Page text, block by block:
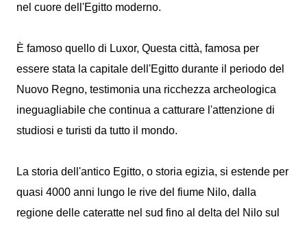
nel cuore dell'Egitto moderno.
È famoso quello di Luxor, Questa città, famosa per
essere stata la capitale dell'Egitto durante il periodo del
Nuovo Regno, testimonia una ricchezza archeologica
ineguagliabile che continua a catturare l'attenzione di
studiosi e turisti da tutto il mondo.
La storia dell'antico Egitto, o storia egizia, si estende per
quasi 4000 anni lungo le rive del fiume Nilo, dalla
regione delle cateratte nel sud fino al delta del Nilo sul